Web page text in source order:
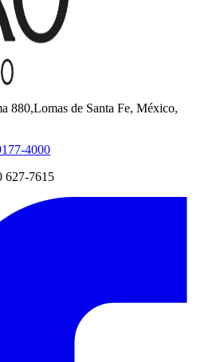
880,Lomas de Santa Fe, México,
4000
627-7615